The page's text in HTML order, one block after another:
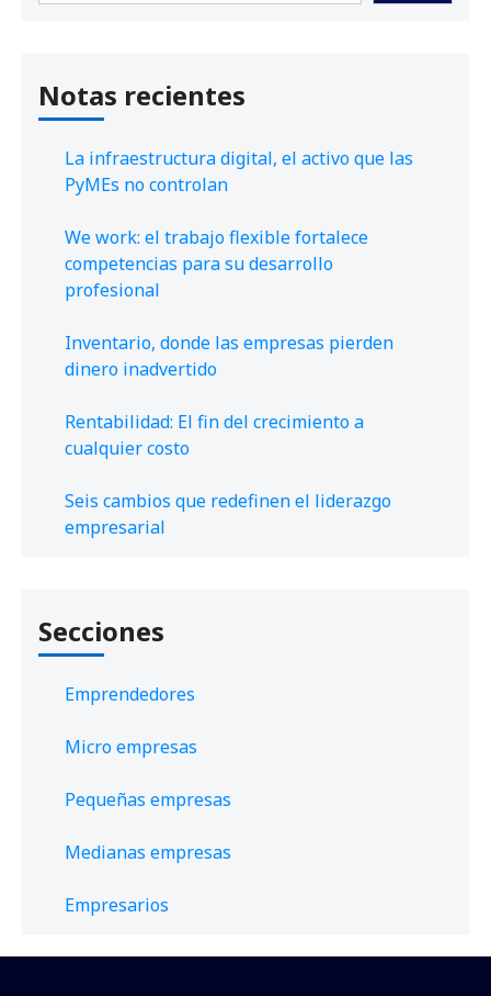
Notas recientes
La infraestructura digital, el activo que las
PyMEs no controlan
We work: el trabajo flexible fortalece
competencias para su desarrollo
profesional
Inventario, donde las empresas pierden
dinero inadvertido
Rentabilidad: El fin del crecimiento a
cualquier costo
Seis cambios que redefinen el liderazgo
empresarial
Secciones
Emprendedores
Micro empresas
Pequeñas empresas
Medianas empresas
Empresarios